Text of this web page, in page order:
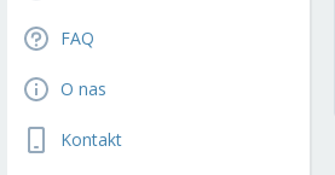
FAQ
O nas
Kontakt